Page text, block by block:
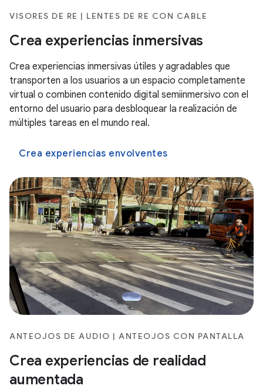
VISORES DE RE | LENTES DE RE CON CABLE
Crea experiencias inmersivas
Crea experiencias inmersivas útiles y agradables que
transporten a los usuarios a un espacio completamente
virtual o combinen contenido digital semiinmersivo con el
entorno del usuario para desbloquear la realización de
múltiples tareas en el mundo real.
Crea experiencias envolventes
ANTEOJOS DE AUDIO | ANTEOJOS CON PANTALLA
Crea experiencias de realidad
aumentada